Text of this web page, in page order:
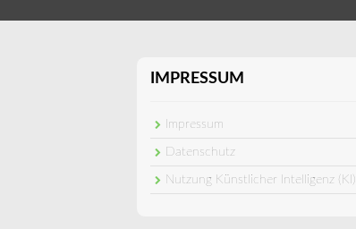
IMPRESSUM
Impressum
Datenschutz
Nutzung Künstlicher Intelligenz (KI)